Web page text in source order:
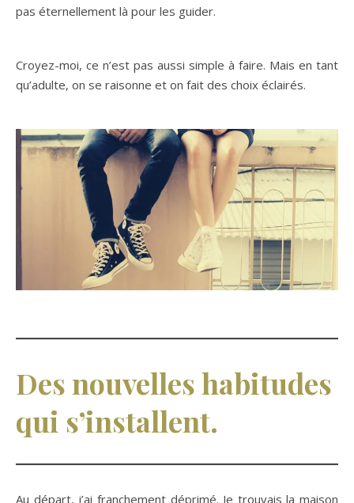
pas éternellement là pour les guider.
Croyez-moi, ce n’est pas aussi simple à faire. Mais en tant
qu’adulte, on se raisonne et on fait des choix éclairés.
Des nouvelles habitudes
qui s’installent.
Au départ, j’ai franchement déprimé. Je trouvais la maison